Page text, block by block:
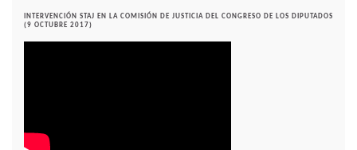
INTERVENCIÓN STAJ EN LA COMISIÓN DE JUSTICIA DEL CONGRESO DE LOS DIPUTADOS
(9 OCTUBRE 2017)